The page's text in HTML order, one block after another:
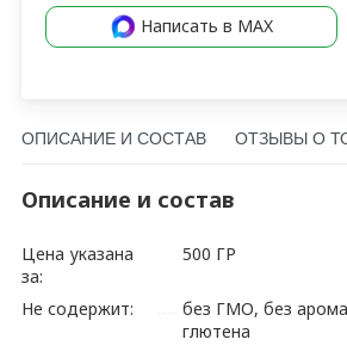
Написать в MAX
ОПИСАНИЕ И СОСТАВ ОТЗЫВЫ О
Описание и состав
Цена указана
за:
500 ГР
Не содержит:
без ГМО, без
глютена